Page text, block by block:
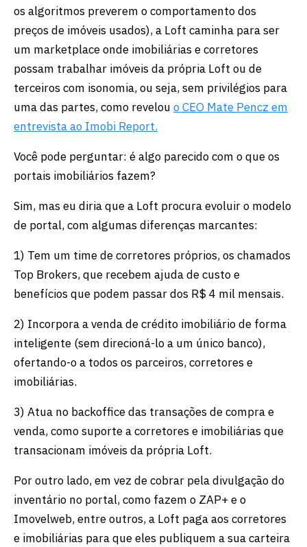
os algoritmos preverem o comportamento dos
preços de imóveis usados), a Loft caminha para ser
um marketplace onde imobiliárias e corretores
possam trabalhar imóveis da própria Loft ou de
terceiros com isonomia, ou seja, sem privilégios para
uma das partes, como revelou o CEO Mate Pencz em
entrevista ao Imobi Report.
Você pode perguntar: é algo parecido com o que os
portais imobiliários fazem?
Sim, mas eu diria que a Loft procura evoluir o modelo
de portal, com algumas diferenças marcantes:
1) Tem um time de corretores próprios, os chamados
Top Brokers, que recebem ajuda de custo e
benefícios que podem passar dos R$ 4 mil mensais.
2) Incorpora a venda de crédito imobiliário de forma
inteligente (sem direcioná-lo a um único banco),
ofertando-o a todos os parceiros, corretores e
imobiliárias.
3) Atua no backoffice das transações de compra e
venda, como suporte a corretores e imobiliárias que
transacionam imóveis da própria Loft.
Por outro lado, em vez de cobrar pela divulgação do
inventário no portal, como fazem o ZAP+ e o
Imovelweb, entre outros, a Loft paga aos corretores
e imobiliárias para que eles publiquem a sua carteira